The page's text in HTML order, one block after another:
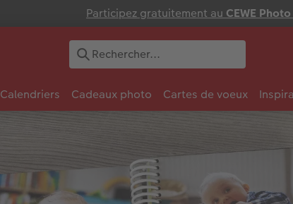
Participez gratuitement au CEWE
Calendriers Cadeaux photo Cartes de voeux